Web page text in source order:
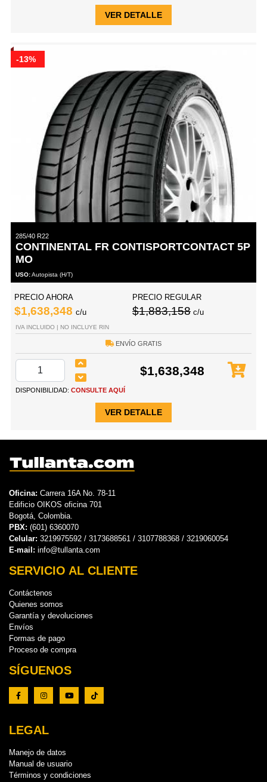
VER DETALLE
-13%
285/40 R22
CONTINENTAL FR CONTISPORTCONTACT 5P
MO
USO:Autopista (H/T)
PRECIO AHORA
$1,638,348 c/u
PRECIO REGULAR
$1,883,158 c/u
IVA INCLUIDO | NO INCLUYE RIN
ENVÍO GRATIS
$1,638,348
DISPONIBILIDAD: CONSULTE AQUÍ
VER DETALLE
Oficina: Carrera 16A No. 78-11
Edificio OIKOS oficina 701
Bogotá, Colombia.
PBX: (601) 6360070
Celular: 3219975592 / 3173688561 / 3107788368 / 3219060054
E-mail: info@tullanta.com
SERVICIO AL CLIENTE
Contáctenos
Quienes somos
Garantía y devoluciones
Envíos
Formas de pago
Proceso de compra
SÍGUENOS
LEGAL
Manejo de datos
Manual de usuario
Términos y condiciones